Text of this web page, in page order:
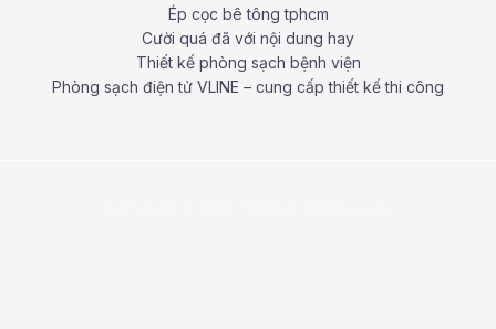
Ép cọc bê tông tphcm
Cười quá đã với nội dung hay
Thiết kế phòng sạch bệnh viện
Phòng sạch điện tử VLINE – cung cấp thiết kế thi công